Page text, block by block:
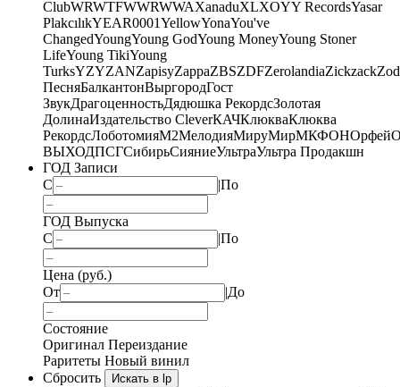
ClubWRWTFWWRWWAXanaduXLXOYY RecordsYasar
PlakcılıkYEAR0001YellowYonaYou've
ChangedYoungYoung GodYoung MoneyYoung Stoner
LifeYoung TikiYoung
TurksYZYZANZapisyZappaZBSZDFZerolandiaZickzack
ПесняБалкантонВыргородГост
ЗвукДрагоценностьДядюшка РекордсЗолотая
ДолинаИздательство CleverКАЧКлюкваКлюква
РекордсЛоботомияМ2МелодияМируМирМКФОНОрфей
ВЫХОДПСГСибирьСияниеУльтраУльтра Продакшн
ГОД Записи
С
|По
ГОД Выпуска
С
|По
Цена (руб.)
От
|До
Состояние
Оригинал Переиздание
Раритеты Новый винил
Сбросить
Искать в lp